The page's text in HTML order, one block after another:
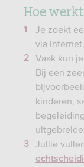
Hoe
Je zoekt
via internet.
Vaak kun
Bij een
kinderen,
Jullie